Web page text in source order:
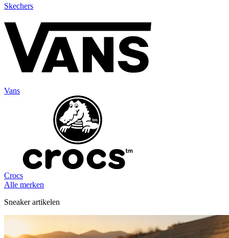
Skechers
Vans
Crocs
Alle merken
Sneaker artikelen